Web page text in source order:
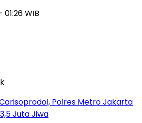
WIB
Carisoprodol, Polres Metro Jakarta
Juta Jiwa